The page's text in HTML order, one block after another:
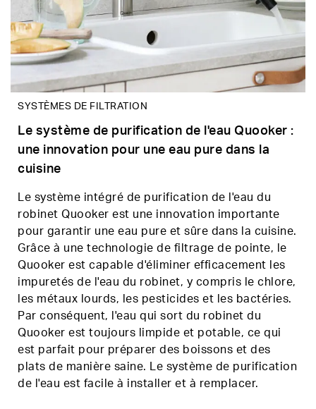
SYSTÈMES DE FILTRATION
Le système de purification de l'eau Quooker :
une innovation pour une eau pure dans la
cuisine
Le système intégré de purification de l'eau du
robinet Quooker est une innovation importante
pour garantir une eau pure et sûre dans la cuisine.
Grâce à une technologie de filtrage de pointe, le
Quooker est capable d'éliminer efficacement les
impuretés de l'eau du robinet, y compris le chlore,
les métaux lourds, les pesticides et les bactéries.
Par conséquent, l'eau qui sort du robinet du
Quooker est toujours limpide et potable, ce qui
est parfait pour préparer des boissons et des
plats de manière saine. Le système de purification
de l'eau est facile à installer et à remplacer.